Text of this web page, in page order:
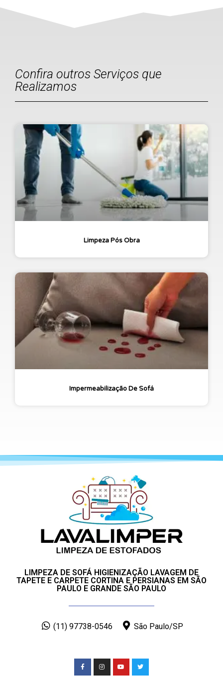
Confira outros Serviços que
Realizamos
Limpeza Pós Obra
Impermeabilização De Sofá
LIMPEZA DE SOFÁ HIGIENIZAÇÃO LAVAGEM DE
TAPETE E CARPETE CORTINA E PERSIANAS EM SÃO
PAULO E GRANDE SÃO PAULO
(11) 97738-0546 São Paulo/SP